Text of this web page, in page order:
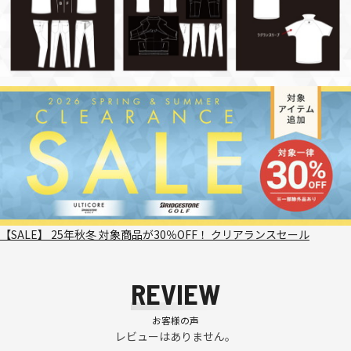
【SALE】 25年秋冬 対象商品が30％OFF！ クリアランスセール
REVIEW
お客様の声
レビューはありません。